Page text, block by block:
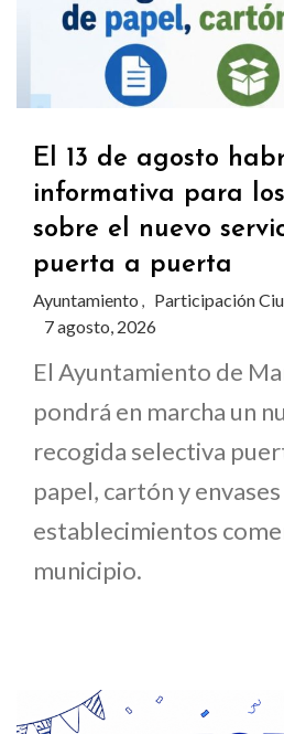
El 13 de agosto
informativa para
sobre el nuevo
puerta a puerta
Ayuntamiento , Participación
7 agosto, 2026
El Ayuntamiento de
pondrá en marcha un
recogida selectiva
papel, cartón y
establecimientos
municipio.